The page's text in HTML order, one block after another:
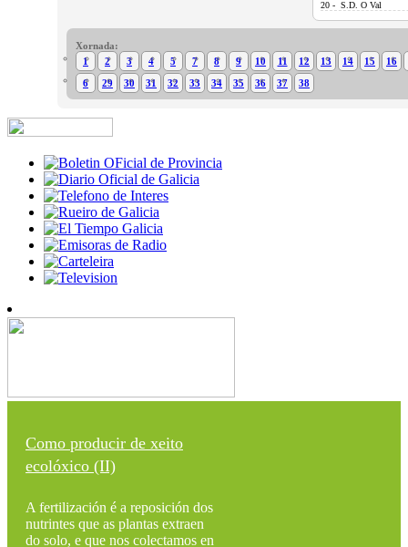
20 - S.D. O Val
Xornada:
1
2 3 4 5 7 8 9 10 11 12 13 14 15
16
6
29 30 31 32 33 34 35 36 37 38
Como producir de xeito
ecolóxico (II)
A fertilización é a reposición dos
nutrintes que as plantas extraen
do solo, e que nos colectamos en